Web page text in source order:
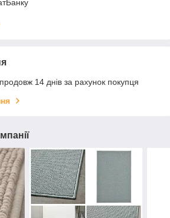
14 днів за рахунок покупця